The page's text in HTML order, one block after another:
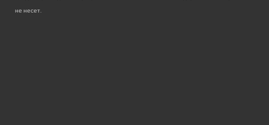
не несет.